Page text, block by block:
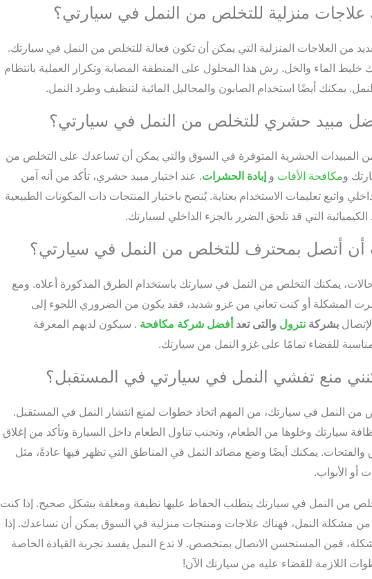
منزلية للتخلص من النمل في سيارتي؟
من العلاجات المنزلية التي يمكن أن تكون فعالة للتخلص من النمل في سيارتك.
خليط الماء والخل. رش هذا المحلول على المنطقة المصابة وتكرار العملية بانتظام
يمكنك أيضًا استخدام الصابون والمحاليل المائية لتنظيف وطرد النمل.
مبيد حشري للتخلص من النمل في سيارتي؟
من المبيدات الحشرية المتوفرة في السوق والتي يمكن أن تساعدك على التخلص من
ومكافحة الأفات و إبادة الحشرات. عند اختيار مبيد حشري، تأكد من أنه آمن
واتبع تعليمات الاستخدام بعناية. يُنصح باختيار المنتجات ذات المكونات الطبيعية
الكيميائية التي قد تلحق الضرر بالجزء الداخلي لسيارتك.
أتصل بمحترف للتخلص من النمل في سيارتي؟
يمكنك التخلص من النمل في سيارتك باستخدام الطرق المذكورة أعلاه. ومع
المشكلة أو كنت تعاني من غزو شديد، فقد يكون من الضروري اللجوء إلى
بشركة نترول والتى تعد أفضل شركة مكافحة . سيكون لديهم المعرفة
للقضاء تمامًا على غزو النمل من سيارتك.
منع تفشي النمل في سيارتي في المستقبل؟
من النمل في سيارتك، من المهم اتخاذ خطوات لمنع انتشار النمل في المستقبل.
سيارتك وخلوها من الطعام، وتجنب تناول الطعام داخل السيارة وتأكد من إغلاق
والفتحات. يمكنك أيضًا وضع مصائد النمل في المناطق التي تظهر فيها عادةً، مثل
أو الأبواب.
من النمل في سيارتك يتطلب الحفاظ عليها نظيفة ومغلقة بشكل صحيح. إذا كنت
من مشكلة النمل، فهناك علاجات ومنتجات منزلية في السوق يمكن أن تساعدك. إذا
فمن المستحسن الاتصال بمتخصص. لا تدع النمل يفسد تجربة القيادة الخاصة
اللازمة للقضاء عليه من سيارتك الآن!